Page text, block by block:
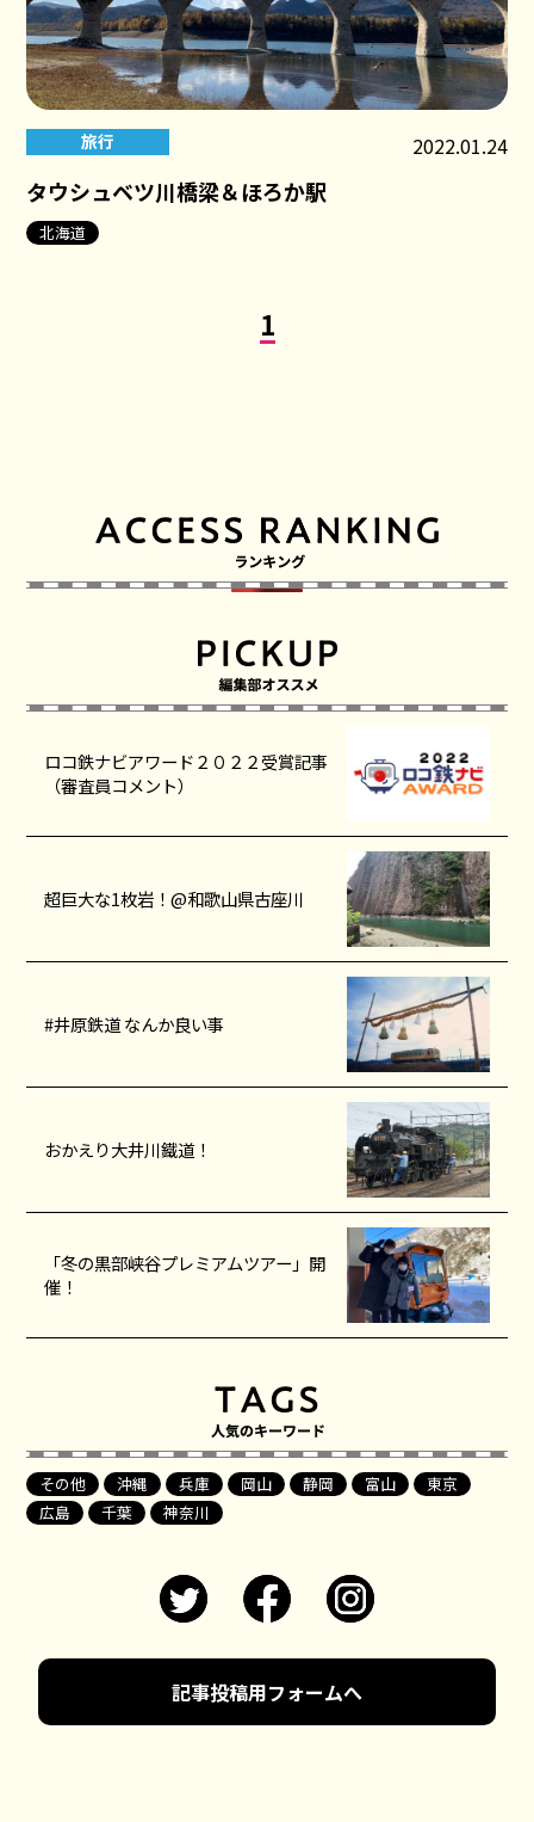
旅行 2022.01.24
タウシュベツ川橋梁＆ほろか駅
北海道
1
ロコ鉄ナビアワード２０２２受賞記事
（審査員コメント）
超巨大な1枚岩！@和歌山県古座川
#井原鉄道 なんか良い事
おかえり大井川鐵道！
「冬の黒部峡谷プレミアムツアー」開
催！
その他 沖縄 兵庫 岡山 静岡 富山
東京
広島
千葉 神奈川
記事投稿用フォームへ